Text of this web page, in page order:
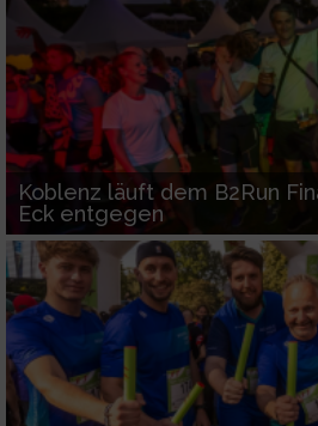
Koblenz läuft dem B2Run
Eck entgegen